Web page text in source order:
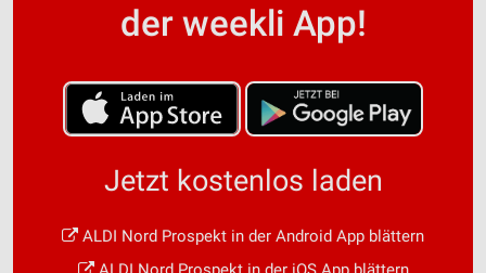
der weekli App!
Jetzt kostenlos laden
ALDI Nord Prospekt in der Android App blättern